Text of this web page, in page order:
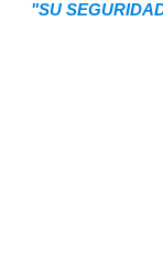
"SU